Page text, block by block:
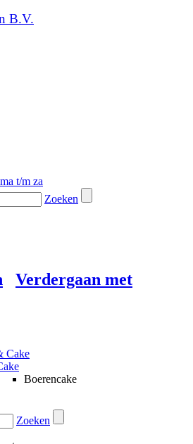
B.V.
t/m za
Zoeken
Verdergaan met
Cake
Boerencake
Zoeken